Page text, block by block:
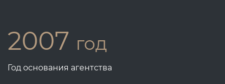
2007 год
Год основания агентства